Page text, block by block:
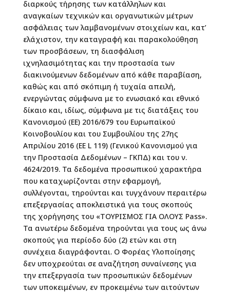
διαρκούς τήρησης των κατάλληλων και
αναγκαίων τεχνικών και οργανωτικών μέτρων
ασφάλειας των λαμβανομένων στοιχείων και, κατ’
ελάχιστον, την καταγραφή και παρακολούθηση
των προσβάσεων, τη διασφάλιση
ιχνηλασιμότητας και την προστασία των
διακινούμενων δεδομένων από κάθε παραβίαση,
καθώς και από σκόπιμη ή τυχαία απειλή,
ενεργώντας σύμφωνα με το ενωσιακό και εθνικό
δίκαιο και, ιδίως, σύμφωνα με τις διατάξεις του
Κανονισμού (ΕΕ) 2016/679 του Ευρωπαϊκού
Κοινοβουλίου και του Συμβουλίου της 27ης
Απριλίου 2016 (ΕΕ L 119) (Γενικού Κανονισμού για
την Προστασία Δεδομένων – ΓΚΠΔ) και του ν.
4624/2019. Τα δεδομένα προσωπικού χαρακτήρα
που καταχωρίζονται στην εφαρμογή,
συλλέγονται, τηρούνται και τυγχάνουν περαιτέρω
επεξεργασίας αποκλειστικά για τους σκοπούς
της χορήγησης του «ΤΟΥΡΙΣΜΟΣ ΓΙΑ ΟΛΟΥΣ Pass».
Τα ανωτέρω δεδομένα τηρούνται για τους ως άνω
σκοπούς για περίοδο δύο (2) ετών και στη
συνέχεια διαγράφονται. Ο Φορέας Υλοποίησης
δεν υποχρεούται σε αναζήτηση συναίνεσης για
την επεξεργασία των προσωπικών δεδομένων
των υποκειμένων, εν προκειμένω των αιτούντων